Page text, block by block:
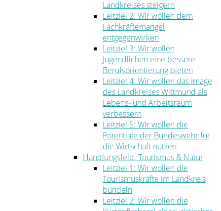
Landkreises steigern
Leitziel 2: Wir wollen dem
Fachkräftemangel
entgegenwirken
Leitziel 3: Wir wollen
Jugendlichen eine bessere
Berufsorientierung bieten
Leitziel 4: Wir wollen das Image
des Landkreises Wittmund als
Lebens- und Arbeitsraum
verbessern
Leitziel 5: Wir wollen die
Potentiale der Bundeswehr für
die Wirtschaft nutzen
Handlungsfeld: Tourismus & Natur
Leitziel 1: Wir wollen die
Tourismuskräfte im Landkreis
bündeln
Leitziel 2: Wir wollen die